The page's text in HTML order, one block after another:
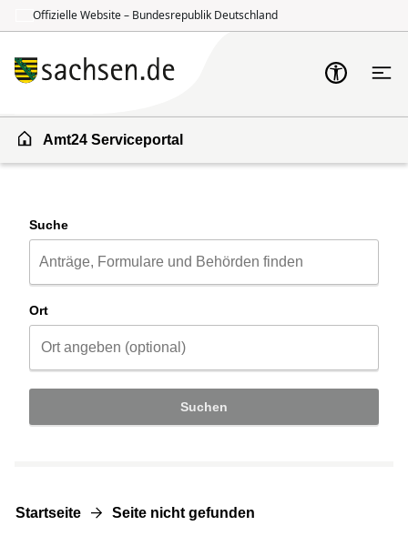
Offizielle Website – Bundesrepublik Deutschland
Amt24 Serviceportal
Suche
Ort
Suchen
Startseite Seite nicht gefunden